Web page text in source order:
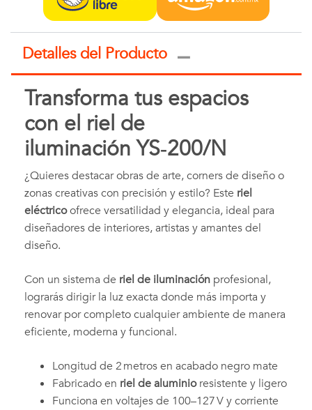
Detalles del Producto
Transforma tus espacios
con el riel de
iluminación YS‑200/N
¿Quieres destacar obras de arte, corners de diseño o
zonas creativas con precisión y estilo? Este riel
eléctricoofrece versatilidad y elegancia, ideal para
diseñadores de interiores, artistas y amantes del
diseño.
Con un sistema de riel de iluminación profesional,
lograrás dirigir la luz exacta donde más importa y
renovar por completo cualquier ambiente de manera
eficiente, moderna y funcional.
Longitud de 2 metros en acabado negro mate
Fabricado en riel de aluminioresistente y ligero
Funciona en voltajes de 100–127 V y corriente